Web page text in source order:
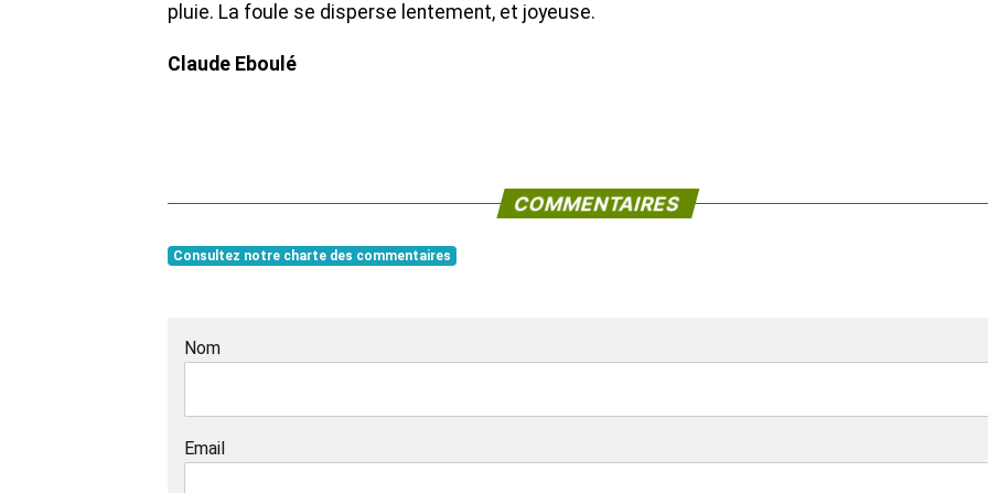
pluie. La foule se disperse lentement, et joyeuse.
Claude Eboulé
COMMENTAIRES
Consultez notre charte des commentaires
Nom
Email